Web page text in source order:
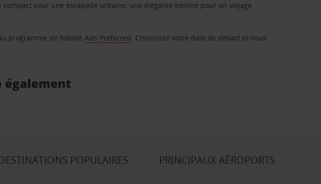
pour une escapade urbaine, une élégante berline pour un voyage
programme de fidélitéAvis Preferred. Choisissez votre date de départ et nous
également
POPULAIRES PRINCIPAUX AÉROPORTS